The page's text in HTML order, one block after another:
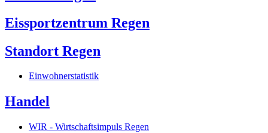
Eissportzentrum Regen
Standort Regen
Einwohnerstatistik
Handel
WIR - Wirtschaftsimpuls Regen